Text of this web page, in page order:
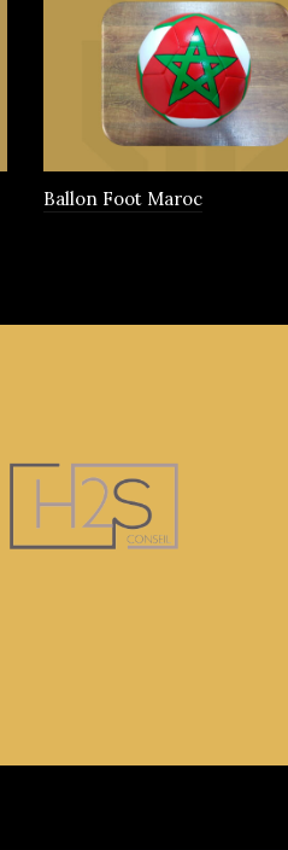
choisies
produit
Ballon Foot Maroc